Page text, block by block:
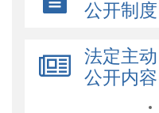
公开制度
法定主动
公开内容